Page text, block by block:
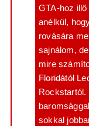
GTA-hoz
anélkül,
rovására
sajnálom,
mire
Floridától
sokkal